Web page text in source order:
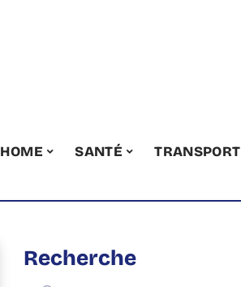
HOME SANTÉ
TRANSPORT
Recherche